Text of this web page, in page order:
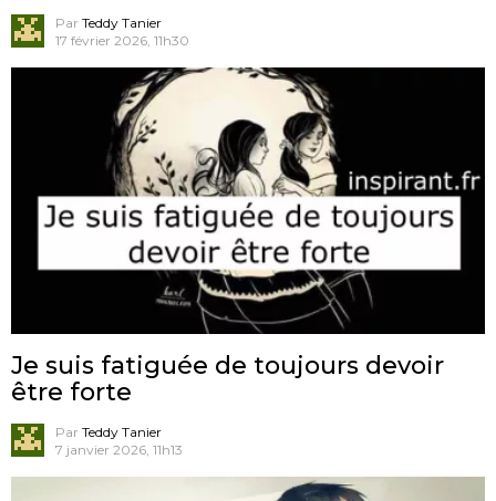
Par Teddy Tanier
17 février 2026, 11h30
Je suis fatiguée de toujours devoir
être forte
Par Teddy Tanier
7 janvier 2026, 11h13